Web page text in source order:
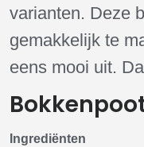
varianten. Deze
gemakkelijk te
eens mooi uit.
Ingrediënten